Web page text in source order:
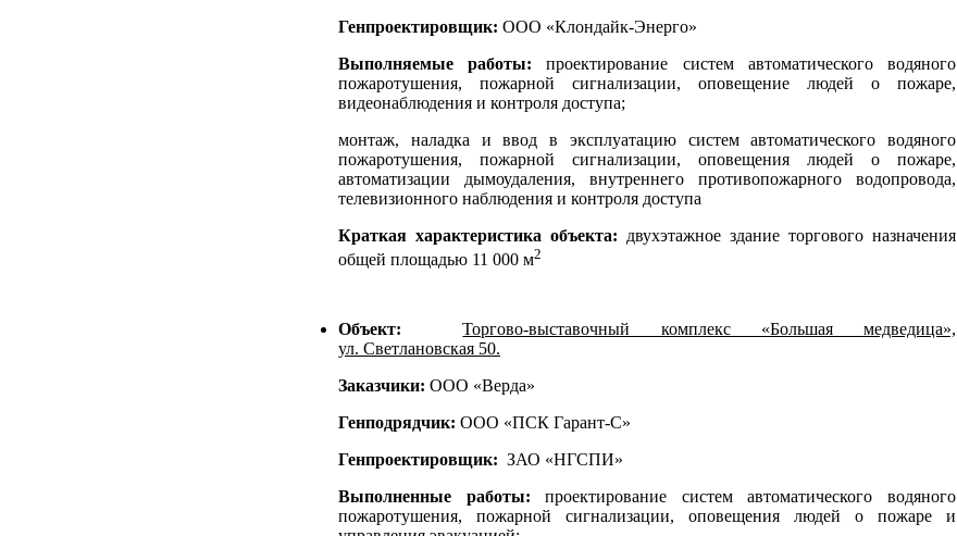
Генпроектировщик: ООО «Клондайк-Энерго»
Выполняемые работы:проектирование систем автоматического водяного
пожаротушения, пожарной сигнализации, оповещение людей о пожаре,
видеонаблюдения и контроля доступа;
монтаж, наладка и ввод в эксплуатацию систем автоматического водяного
пожаротушения, пожарной сигнализации, оповещения людей о пожаре,
автоматизации дымоудаления, внутреннего противопожарного водопровода,
телевизионного наблюдения и контроля доступа
Краткая характеристика объекта: двухэтажное здание торгового назначения
общей площадью 11 000 м2
Объект:
Торгово-выставочный комплекс «Большая медведица»,
ул. Светлановская 50.
Заказчики: ООО «Верда»
Генподрядчик: ООО «ПСК Гарант-С»
Генпроектировщик: ЗАО «НГСПИ»
Выполненные работы:проектирование систем автоматического водяного
пожаротушения, пожарной сигнализации, оповещения людей о пожаре и